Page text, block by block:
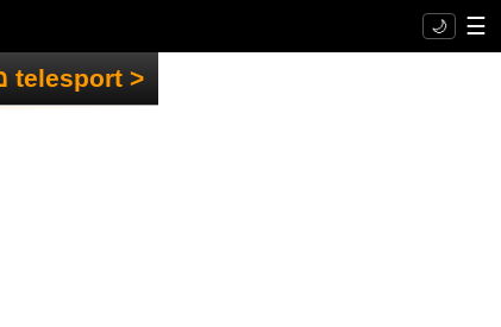
☰
🌙
< telesport מגזין